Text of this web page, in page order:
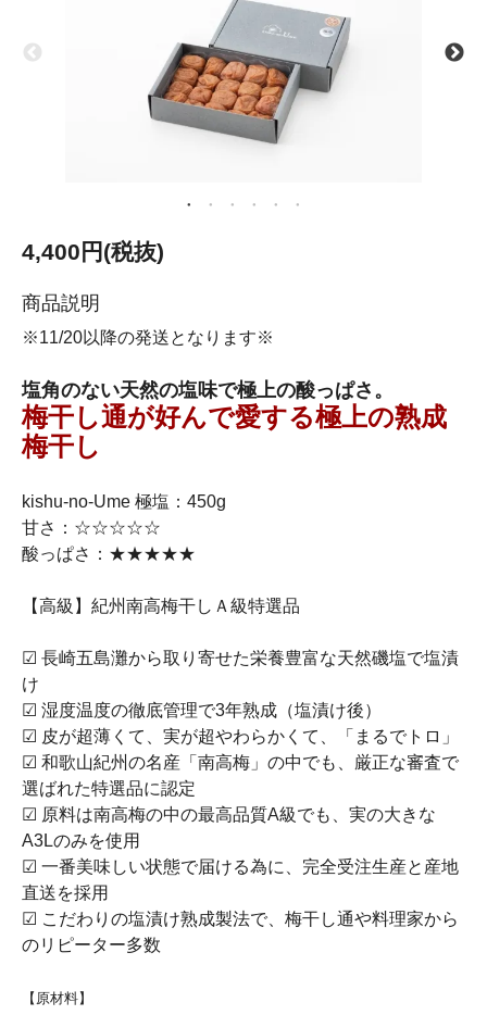
4,400円(税抜)
商品説明
※11/20以降の発送となります※
塩角のない天然の塩味で極上の酸っぱさ。
梅干し通が好んで愛する極上の熟成
梅干し
kishu-no-Ume 極塩：450g
甘さ：☆☆☆☆☆
酸っぱさ：★★★★★
【高級】紀州南高梅干しＡ級特選品
☑ 長崎五島灘から取り寄せた栄養豊富な天然磯塩で塩漬
け
☑ 湿度温度の徹底管理で3年熟成（塩漬け後）
☑ 皮が超薄くて、実が超やわらかくて、「まるでトロ」
☑ 和歌山紀州の名産「南高梅」の中でも、厳正な審査で
選ばれた特選品に認定
☑ 原料は南高梅の中の最高品質A級でも、実の大きな
A3Lのみを使用
☑ 一番美味しい状態で届ける為に、完全受注生産と産地
直送を採用
☑ こだわりの塩漬け熟成製法で、梅干し通や料理家から
のリピーター多数
【原材料】